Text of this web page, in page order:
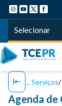
Selecionar
Serviços
Agenda de